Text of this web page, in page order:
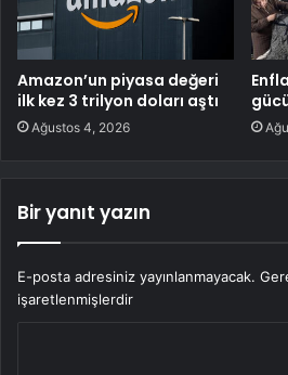
Amazon’un piyasa değeri
ilk kez 3 trilyon doları aştı
Ağustos 4, 2026
Bir yanıt yazın
E-posta adresiniz yayınlanmayacak.
işaretlenmişlerdir